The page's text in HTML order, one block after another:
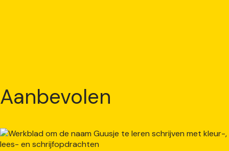
Aanbevolen